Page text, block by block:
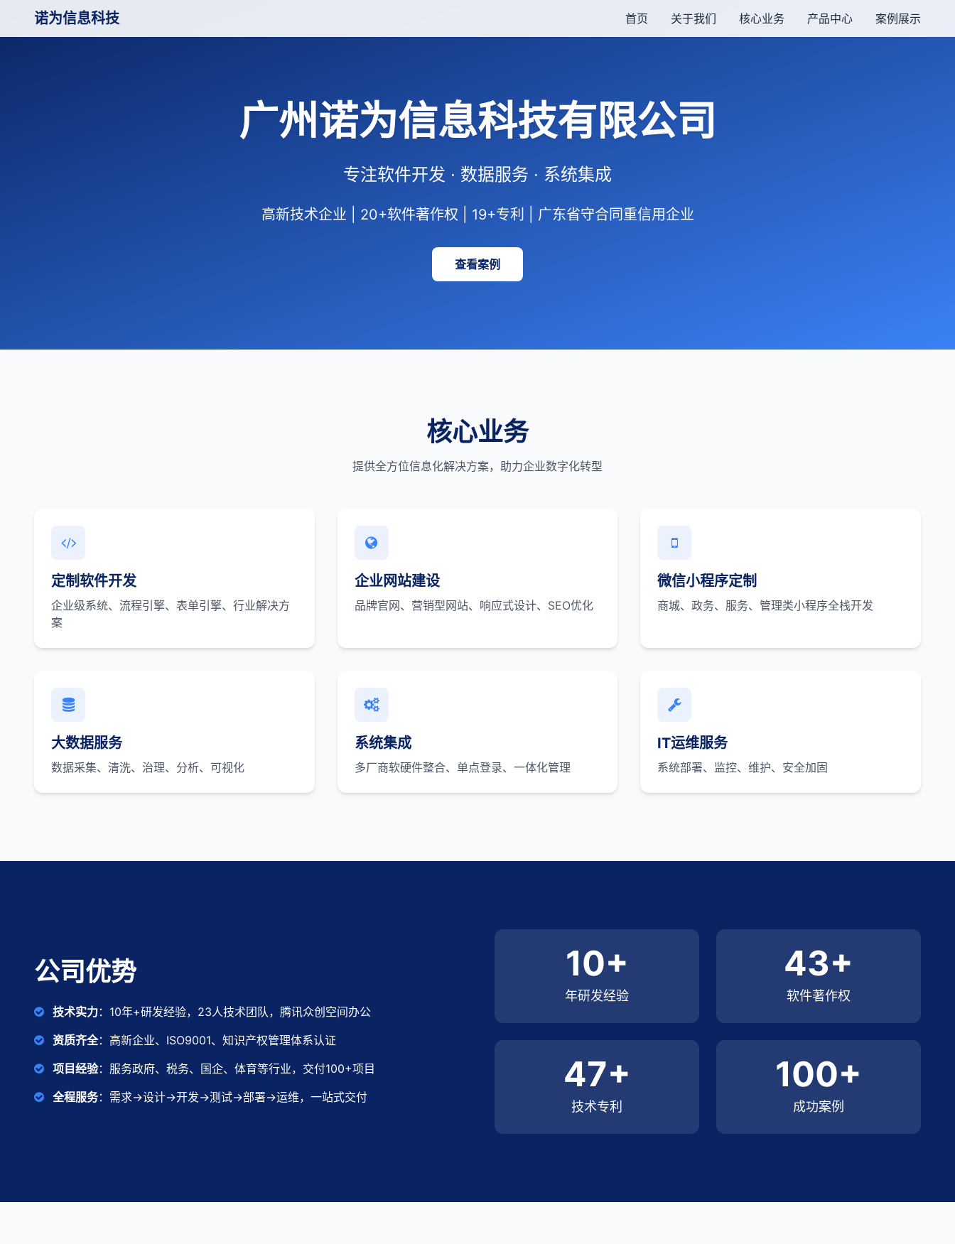
诺为信息科技 首页 关于我们 核心业务 产品中心 案例展示
广州诺为信息科技有限公司
专注软件开发 · 数据服务 · 系统集成
高新技术企业 | 20+软件著作权 | 19+专利 | 广东省守合同重信用企业
查看案例
核心业务
提供全方位信息化解决方案，助力企业数字化转型
定制软件开发
企业级系统、流程引擎、表单引擎、行业解决方
案
企业网站建设
品牌官网、营销型网站、响应式设计、SEO优化
微信小程序定制
商城、政务、服务、管理类小程序全栈开发
大数据服务
数据采集、清洗、治理、分析、可视化
系统集成
多厂商软硬件整合、单点登录、一体化管理
IT运维服务
系统部署、监控、维护、安全加固
公司优势
技术实力：10年+研发经验，23人技术团队，腾讯众创空间办公
资质齐全：高新企业、ISO9001、知识产权管理体系认证
项目经验：服务政府、税务、国企、体育等行业，交付100+项目
全程服务：需求→设计→开发→测试→部署→运维，一站式交付
10+
年研发经验
43+
软件著作权
47+
技术专利
100+
成功案例